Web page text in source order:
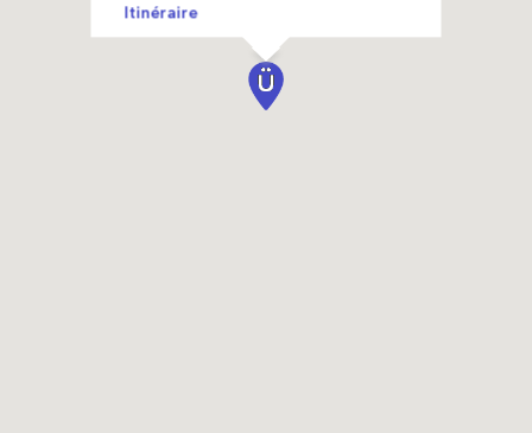
Itinéraire